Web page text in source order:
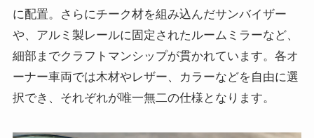
に配置。さらにチーク材を組み込んだサンバイザー
や、アルミ製レールに固定されたルームミラーなど、
細部までクラフトマンシップが貫かれています。各オ
ーナー車両では木材やレザー、カラーなどを自由に選
択でき、それぞれが唯一無二の仕様となります。